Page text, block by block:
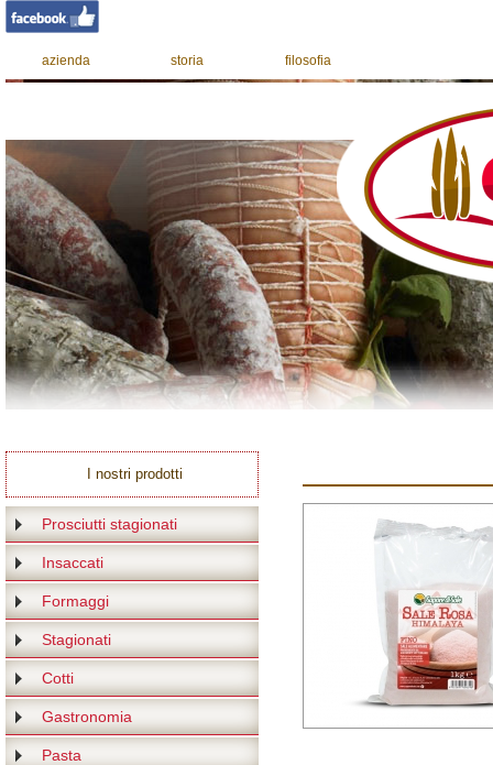
azienda storia filosofia
I nostri prodotti
Prosciutti stagionati
Insaccati
Formaggi
Stagionati
Cotti
Gastronomia
Pasta